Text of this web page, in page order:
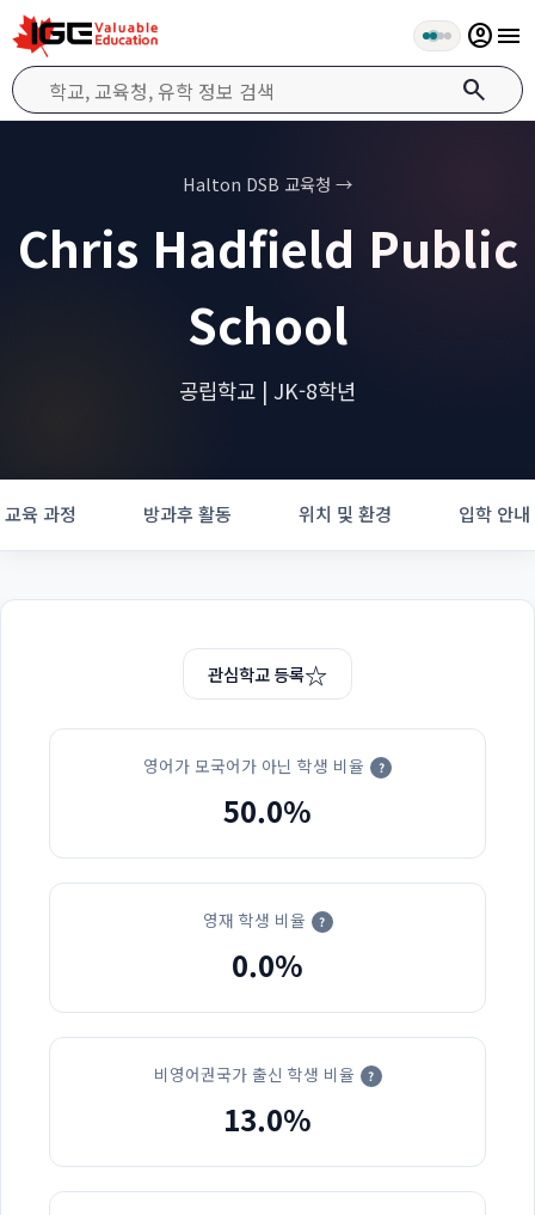
search
account_circlemenu
Halton DSB 교육청 →
Chris Hadfield Public
School
공립학교 | JK-8학년
교육 과정 방과후 활동 위치 및 환경 입학 안내
관심학교 등록☆
영어가 모국어가 아닌 학생 비율 ?
50.0%
영재 학생 비율 ?
0.0%
비영어권국가 출신 학생 비율 ?
13.0%